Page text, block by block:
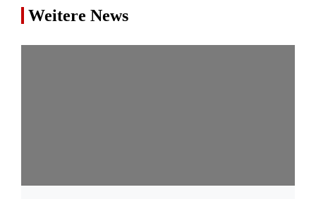
Weitere News